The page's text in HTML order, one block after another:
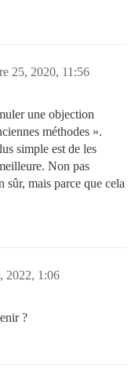
25, 2020, 11:56
une objection
méthodes ».
simple est de les
Non pas
sûr, mais parce que cela
2022, 1:06
?